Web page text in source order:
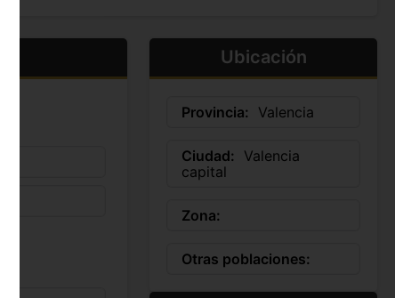
Ubicación
Provincia: Valencia
Ciudad:
Valencia
capital
Zona:
Otras poblaciones: